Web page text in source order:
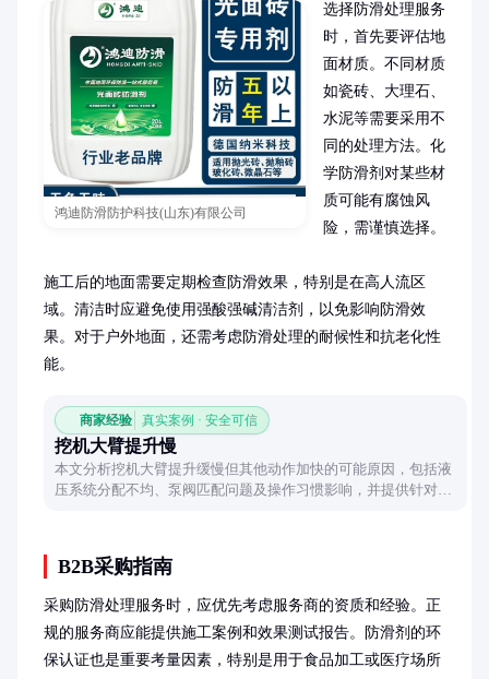
鸿迪防滑防护科技(山东)有限公司
选择防滑处理服务
时，首先要评估地
面材质。不同材质
如瓷砖、大理石、
水泥等需要采用不
同的处理方法。化
学防滑剂对某些材
质可能有腐蚀风
险，需谨慎选择。
施工后的地面需要定期检查防滑效果，特别是在高人流区
域。清洁时应避免使用强酸强碱清洁剂，以免影响防滑效
果。对于户外地面，还需考虑防滑处理的耐候性和抗老化性
能。
商家经验 真实案例 · 安全可信
挖机大臂提升慢
本文分析挖机大臂提升缓慢但其他动作加快的可能原因，包括液
压系统分配不均、泵阀匹配问题及操作习惯影响，并提供针对性
B2B采购指南
采购防滑处理服务时，应优先考虑服务商的资质和经验。正
规的服务商应能提供施工案例和效果测试报告。防滑剂的环
保认证也是重要考量因素，特别是用于食品加工或医疗场所